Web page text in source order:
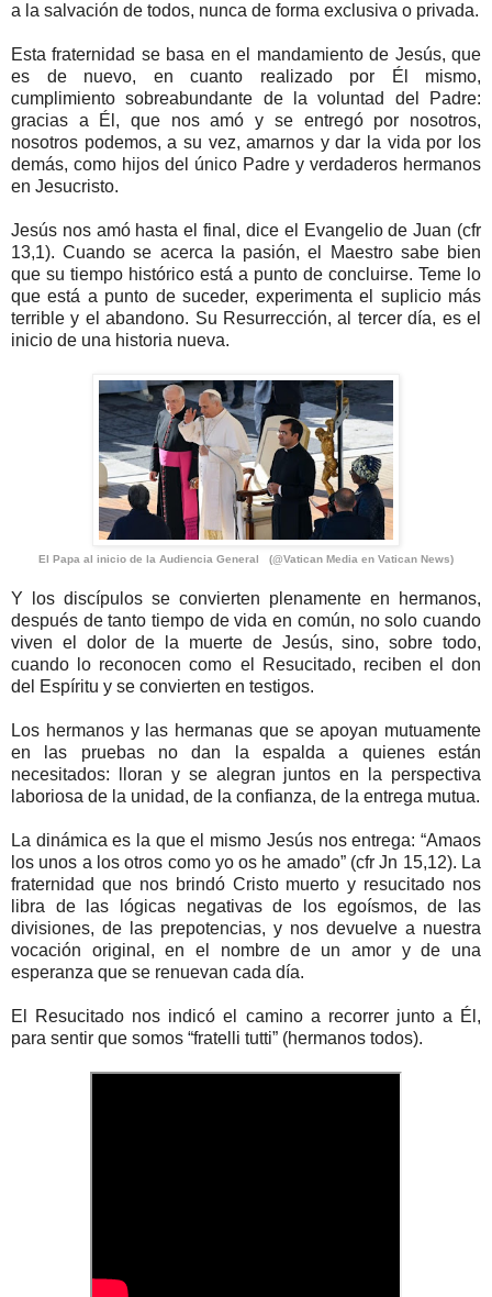
a la salvación de todos, nunca de forma exclusiva o privada.
Esta fraternidad se basa en el mandamiento de Jesús, que
es de nuevo, en cuanto realizado por Él mismo,
cumplimiento sobreabundante de la voluntad del Padre:
gracias a Él, que nos amó y se entregó por nosotros,
nosotros podemos, a su vez, amarnos y dar la vida por los
demás, como hijos del único Padre y verdaderos hermanos
en Jesucristo.
Jesús nos amó hasta el final, dice el Evangelio de Juan (cfr
13,1). Cuando se acerca la pasión, el Maestro sabe bien
que su tiempo histórico está a punto de concluirse. Teme lo
que está a punto de suceder, experimenta el suplicio más
terrible y el abandono. Su Resurrección, al tercer día, es el
inicio de una historia nueva.
El Papa al inicio de la Audiencia General (@Vatican Media en Vatican News)
Y los discípulos se convierten plenamente en hermanos,
después de tanto tiempo de vida en común, no solo cuando
viven el dolor de la muerte de Jesús, sino, sobre todo,
cuando lo reconocen como el Resucitado, reciben el don
del Espíritu y se convierten en testigos.
Los hermanos y las hermanas que se apoyan mutuamente
en las pruebas no dan la espalda a quienes están
necesitados: lloran y se alegran juntos en la perspectiva
laboriosa de la unidad, de la confianza, de la entrega mutua.
La dinámica es la que el mismo Jesús nos entrega: “Amaos
los unos a los otros como yo os he amado” (cfr Jn 15,12). La
fraternidad que nos brindó Cristo muerto y resucitado nos
libra de las lógicas negativas de los egoísmos, de las
divisiones, de las prepotencias, y nos devuelve a nuestra
vocación original, en el nombre de un amor y de una
esperanza que se renuevan cada día.
El Resucitado nos indicó el camino a recorrer junto a Él,
para sentir que somos “fratelli tutti” (hermanos todos).